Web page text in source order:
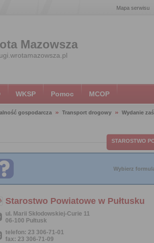
Mapa serwisu
Mazowsza
WKSP Pomoc MCOP
gospodarcza Transport drogowy
Wydanie
STAROSTWO
Wybierz
Starostwo Powiatowe w Pułtusku
ul. Marii Skłodowskiej-Curie 11
06-100 Pułtusk
telefon: 23 306-71-01
fax: 23 306-71-09